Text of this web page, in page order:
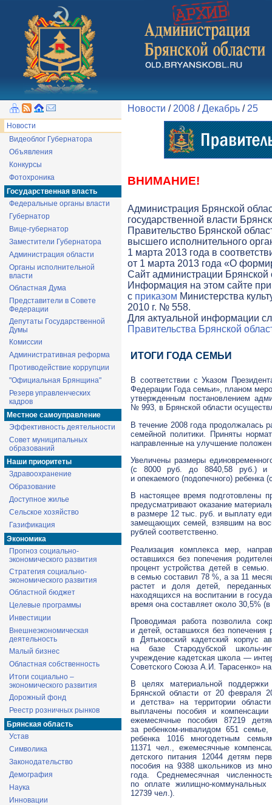
Новости
Видеоблог Губернатора
Объявления
Конкурсы
Фотохроника
Государственная власть
Федеральные органы власти
Губернатор
Вице-губернатор
Заместители Губернатора
Администрация области
Органы исполнительной
власти
Областная Дума
Представители в Совете
Федерации
Депутаты Государственной
Думы
Комиссии
Административная реформа
Противодействие коррупции
"Официальная Брянщина"
Резерв управленческих
кадров
Местное самоуправление
Эффективность деятельности
Совет муниципальных
образований
Наши приоритеты
Здравоохранение
Образование
Доступное жилье
Сельское хозяйство
Газификация
Экономика
Прогноз социально-
экономического развития
Стратегия социально-
экономического развития
Областной бюджет
Целевые программы
Инвестиции
Внешнеэкономическая
деятельность
Малый бизнес
Областная собственность
Итоги социально –
экономического развития
Дорожный фонд
Реестр розничных рынков
Брянская область
Устав
Символика
Законодательство
Демография
Наука
Инновации
Новости / 2008 /Декабрь / 25
ВНИМАНИЕ!
Администрация Брянской
государственной власти
Правительство Брянской
высшего исполнительного
1 марта 2013 года в
от 1 марта 2013 года «О
Cайт администрации Брянской
Информация на этом сайте
с приказом Министерства
2010 г. № 558.
Для актуальной информации
Правительства Брянской
ИТОГИ ГОДА СЕМЬИ
В соответствии с Указом
Федерации Года семьи», планом
утвержденным постановлением
№ 993, в Брянской области
В течение 2008 года продолжалась
семейной политики. Приняты
направленные на улучшение
Увеличены размеры
(с 8000 руб. до 8840,58 руб.) и
и опекаемого (подопечного)
В настоящее время подготовлены
предусматривают оказание
в размере 12 тыс. руб. и выплату
замещающих семей, взявшим на
рублей соответственно.
Реализация комплекса мер,
оставшихся без попечения
процент устройства детей в
в семью составил 78 %, а за 11
растет и доля детей,
находящихся на воспитании в
время она составляет около 30,5%
Проводимая работа позволила
и детей, оставшихся без попечения
в Дятьковский кадетский корпус
на базе Стародубской школы-
учреждение кадетская школа —
Советского Союза А.И. Тарасенко»
В целях материальной
Брянской области от 20
и детства» на территории
выплачены пособия и
ежемесячные пособия 87219
за ребенком-инвалидом 651
ребенка 1016 многодетным
11371 чел., ежемесячные
детского питания 12044 детям
пособия на 9388 школьников из
года. Среднемесячная
по оплате жилищно-
12739 чел.).